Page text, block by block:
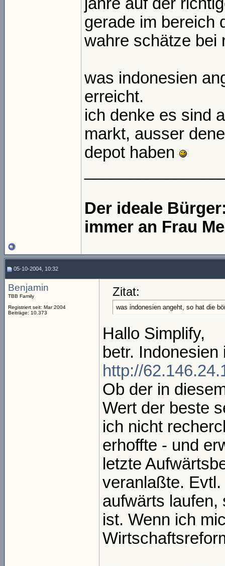
gerade im bereich
wahre schätze bei
was indonesien
erreicht.
ich denke es sind
markt, ausser
depot haben
Der ideale
immer an Frau
05-10-2004, 10:32
Benjamin
TBB Family
Registriert seit: Mar 2004
Beiträge: 10.373
Zitat:
was indonesien angeht, so hat die
Hallo Simplify,
betr.
http://
Ob der in
Wert der beste
ich nicht
erhoffte - und
letzte
veranlaßte.
aufwärts laufen,
ist. Wenn ich